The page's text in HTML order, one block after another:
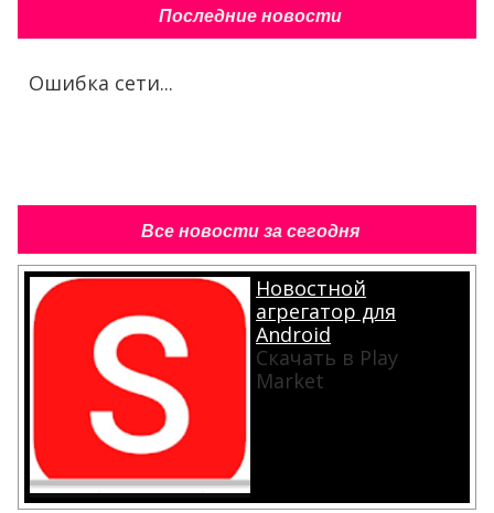
Последние новости
Ошибка сети...
Все новости за сегодня
Новостной
агрегатор для
Android
Скачать в Play
Market